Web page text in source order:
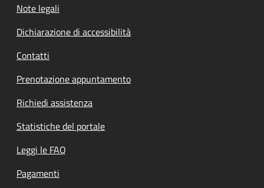
Note legali
Dichiarazione di accessibilità
Contatti
Prenotazione appuntamento
Richiedi assistenza
Statistiche del portale
Leggi le FAQ
Pagamenti